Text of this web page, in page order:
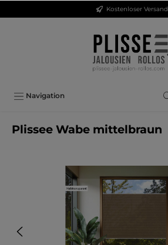
Kostenloser Versand
Navigation
Plissee Wabe mittelbraun